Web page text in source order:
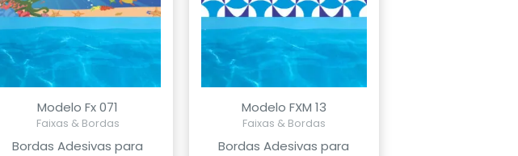
Modelo Fx 071
Faixas & Bordas
Bordas Adesivas para
Modelo FXM 13
Faixas & Bordas
Bordas Adesivas para